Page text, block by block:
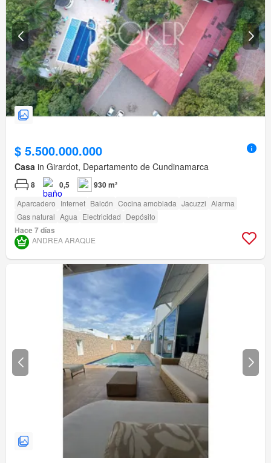
$ 5.500.000.000
Casa in Girardot, Departamento de Cundinamarca
8 0,5 930 m²
Aparcadero Internet Balcón Cocina amoblada Jacuzzi Alarma
Gas natural Agua Electricidad Depósito
Hace 7 días
ANDREA ARAQUE